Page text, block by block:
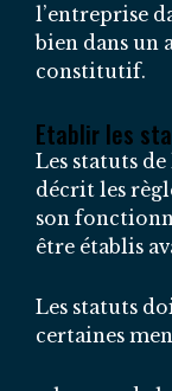
l’entreprise
bien dans un
constitutif.
Etablir les
Les statuts
décrit les
son
être établis
Les statuts
certaines